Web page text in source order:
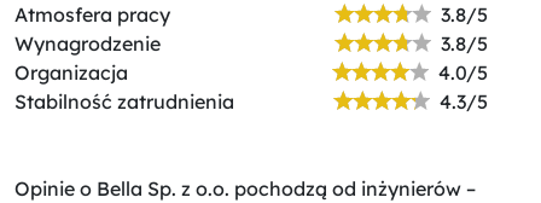
Atmosfera pracy
3.8/5
Wynagrodzenie
3.8/5
Organizacja
4.0/5
Stabilność zatrudnienia
4.3/5
Opinie o Bella Sp. z o.o. pochodzą od inżynierów –